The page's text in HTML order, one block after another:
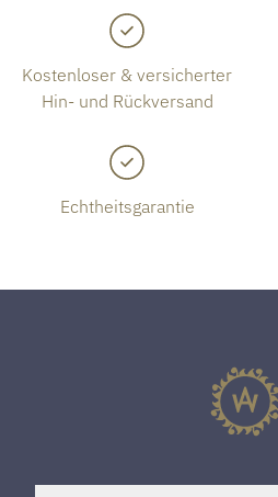
Kostenloser & versicherter
Hin- und Rückversand
Echtheitsgarantie